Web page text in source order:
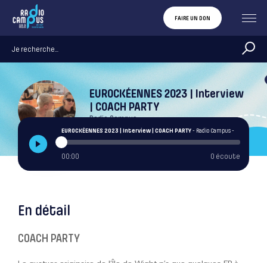
FAIRE UN DON
EUROCKÉENNES 2023 | Interview
| COACH PARTY
Radio Campus
EUROCKÉENNES 2023 | Interview | COACH PARTY- Radio Campus -
00:00 0 écoute
En détail
COACH PARTY